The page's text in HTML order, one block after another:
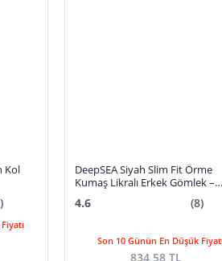
Kol
DeepSEA Siyah Slim Fit Örme
Kumaş Likralı Erkek Gömlek –
Tasarım 2602604
4.6 (8)
Son 10 Günün En Düşük
834,58 TL